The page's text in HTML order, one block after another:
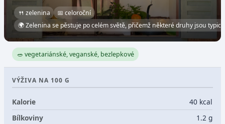
🍴 zelenina
📅 celoroční
🌍 Zelenina se pěstuje po celém světě, přičemž některé druhy jsou
🥗 vegetariánské, veganské, bezlepkové
VÝŽIVA NA 100 G
Kalorie
40 kcal
Bílkoviny
1.2 g